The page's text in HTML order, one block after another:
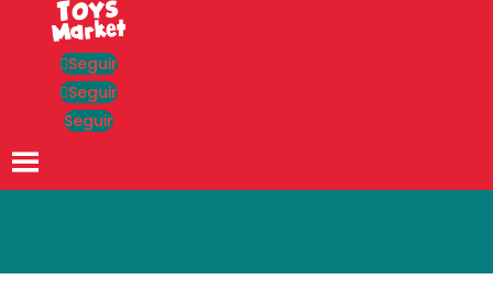
Seguir
Seguir
Seguir